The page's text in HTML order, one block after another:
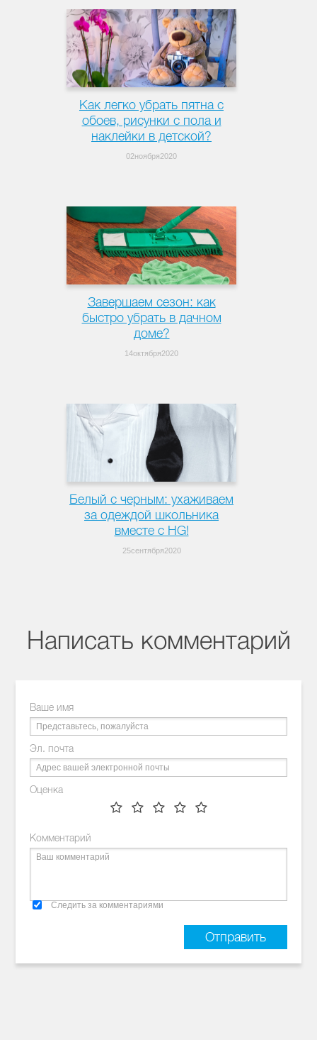
Как легко убрать пятна с
обоев, рисунки с пола и
наклейки в детской?
02ноября2020
Завершаем сезон: как
быстро убрать в дачном
доме?
14октября2020
Белый с черным: ухаживаем
за одеждой школьника
вместе с HG!
25сентября2020
Написать комментарий
Ваше имя
Эл. почта
Оценка
Комментарий
Следить за комментариями